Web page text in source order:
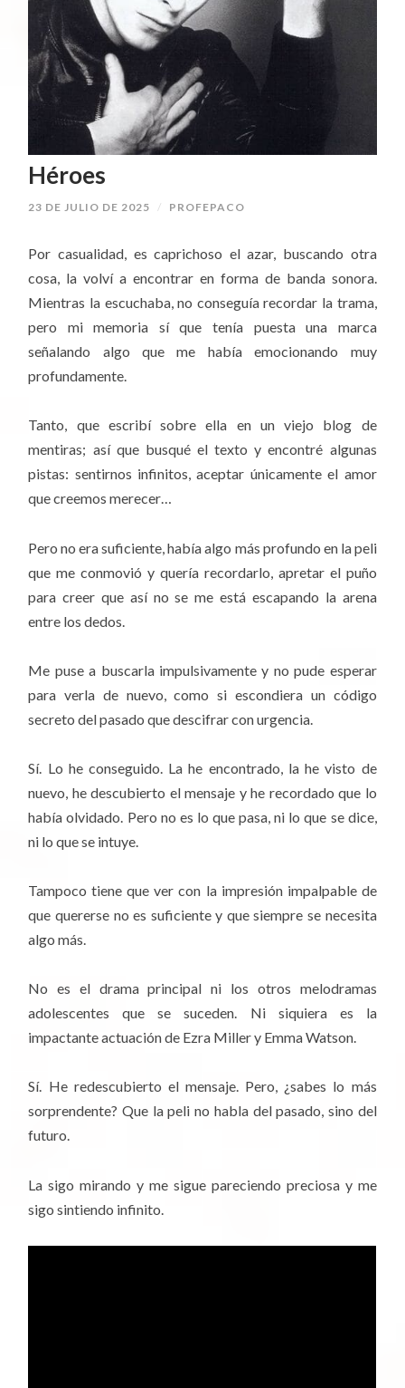
Héroes
23 DE JULIO DE 2025 / PROFEPACO
Por casualidad, es caprichoso el azar, buscando otra
cosa, la volví a encontrar en forma de banda sonora.
Mientras la escuchaba, no conseguía recordar la trama,
pero mi memoria sí que tenía puesta una marca
señalando algo que me había emocionando muy
profundamente.
Tanto, que escribí sobre ella en un viejo blog de
mentiras; así que busqué el texto y encontré algunas
pistas: sentirnos infinitos, aceptar únicamente el amor
que creemos merecer…
Pero no era suficiente, había algo más profundo en la peli
que me conmovió y quería recordarlo, apretar el puño
para creer que así no se me está escapando la arena
entre los dedos.
Me puse a buscarla impulsivamente y no pude esperar
para verla de nuevo, como si escondiera un código
secreto del pasado que descifrar con urgencia.
Sí. Lo he conseguido. La he encontrado, la he visto de
nuevo, he descubierto el mensaje y he recordado que lo
había olvidado. Pero no es lo que pasa, ni lo que se dice,
ni lo que se intuye.
Tampoco tiene que ver con la impresión impalpable de
que quererse no es suficiente y que siempre se necesita
algo más.
No es el drama principal ni los otros melodramas
adolescentes que se suceden. Ni siquiera es la
impactante actuación de Ezra Miller y Emma Watson.
Sí. He redescubierto el mensaje. Pero, ¿sabes lo más
sorprendente? Que la peli no habla del pasado, sino del
futuro.
La sigo mirando y me sigue pareciendo preciosa y me
sigo sintiendo infinito.